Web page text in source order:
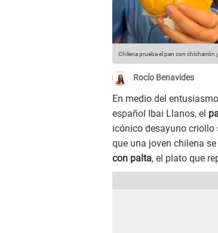
Chilena prueba el pan con chicharrón
Rocío Benavides
En medio del
español Ibai Llanos, el
icónico desayuno criollo
que una joven chilena
con palta, el plato que